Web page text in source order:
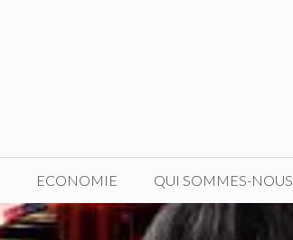
ECONOMIE QUI SOMMES-NOUS